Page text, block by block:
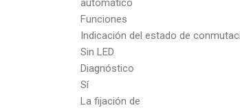
automático
Funciones
Indicación del estado de
Sin LED
Diagnóstico
Sí
La fijación de